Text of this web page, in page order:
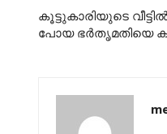
കൂട്ടുകാരിയുടെ
പോയ ഭര്‍തൃമതിയെ